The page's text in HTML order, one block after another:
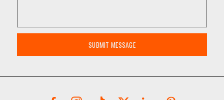
SUBMIT MESSAGE